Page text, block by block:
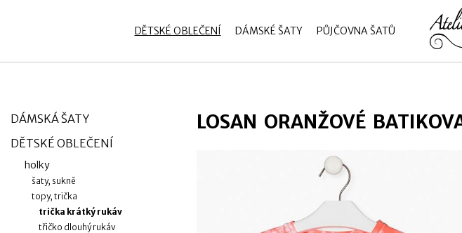
DĚTSKÉ OBLEČENÍ DÁMSKÉ ŠATY PŮJČOVNA ŠATŮ
zobrazit obsah košíku
LOSAN ORANŽOVÉ
DÁMSKÁ ŠATY
DĚTSKÉ OBLEČENÍ
holky
šaty, sukně
topy, trička
trička krátký rukáv
třičko dlouhý rukáv